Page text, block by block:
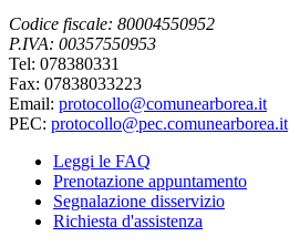
Codice fiscale: 80004550952
P.IVA: 00357550953
Tel: 078380331
Fax: 07838033223
Email: protocollo@comunearborea.it
PEC: protocollo@pec.comunearborea.it
Leggi le FAQ
Prenotazione appuntamento
Segnalazione disservizio
Richiesta d'assistenza